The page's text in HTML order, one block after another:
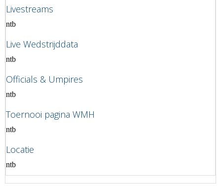
Livestreams
ntb
Live Wedstrijddata
ntb
Officials & Umpires
ntb
Toernooi pagina WMH
ntb
Locatie
ntb